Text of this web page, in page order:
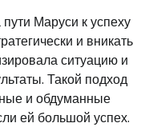
Маруси к успеху
и вникать
ситуацию и
Такой подход
и обдуманные
ей большой успех.